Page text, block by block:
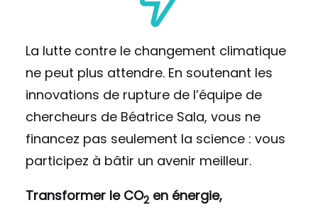
La lutte contre le changement climatique
ne peut plus attendre. En soutenant les
innovations de rupture de l’équipe de
chercheurs de Béatrice Sala, vous ne
financez pas seulement la science : vous
participez à bâtir un avenir meilleur.
Transformer le CO2 en énergie,